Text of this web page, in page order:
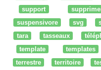
support
suspensivore
svg
tara
tasseaux
template
templates
terrestre
territoire